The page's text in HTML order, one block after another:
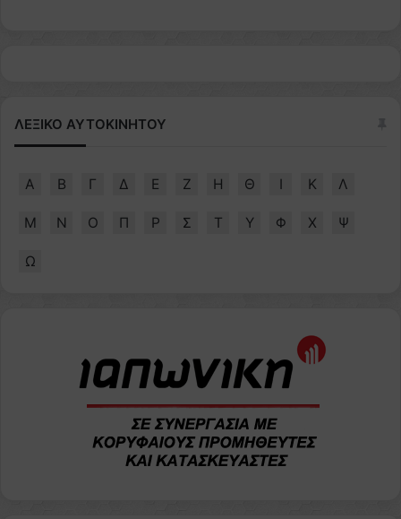
ΛΕΞΙΚΟ ΑΥΤΟΚΙΝΗΤΟΥ
Α Β Γ Δ Ε Ζ Η Θ Ι Κ Λ
Μ Ν Ο Π Ρ Σ Τ Υ Φ Χ Ψ
Ω